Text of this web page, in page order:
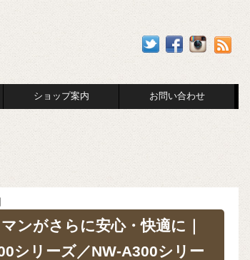
ショップ案内 お問い合わせ
ンがさらに安心・快適に｜
シリーズ／NW-A300シリー